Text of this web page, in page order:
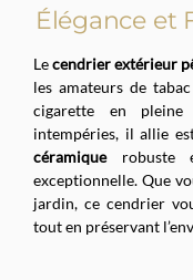
Élégance et
Lecendrier extérieur
les amateurs de
cigarette en
intempéries, il allie
céramiquerobuste
exceptionnelle. Que
jardin, ce cendrier
tout en préservant